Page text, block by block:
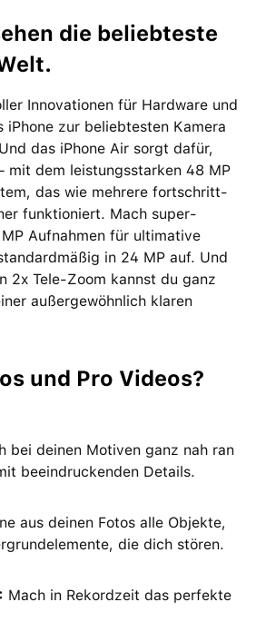
die beliebteste
Inno­vationen für Hard­ware und
iPhone zur belieb­testen Kamera
das iPhone Air sorgt dafür,
mit dem leistungs­starken 48 MP
das wie mehrere fort­schritt­
funk­tio­niert. Mach super­
Auf­nahmen für ultimative
in 24 MP auf. Und
2x Tele-Zoom kannst du ganz
außer­gewöhnlich klaren
und Pro Videos?
bei deinen Motiven ganz nah ran
beein­druckenden Details.
aus deinen Fotos alle Objekte,
die dich stören.
Mach in Rekordzeit das perfekte